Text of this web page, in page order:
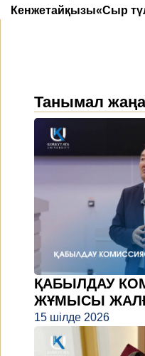
Кенжетайқызы«Сыр
Танымал
ҚАБЫЛДАУ
ЖҰМЫСЫ
15 шілде 2026